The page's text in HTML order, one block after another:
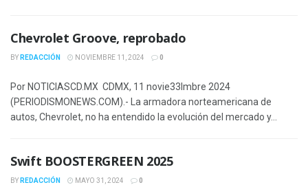
Chevrolet Groove, reprobado
BY REDACCIÓN NOVIEMBRE 11, 2024 0
Por NOTICIASCD.MX CDMX, 11 novie33lmbre 2024
(PERIODISMONEWS.COM).- La armadora norteamericana de
autos, Chevrolet, no ha entendido la evolución del mercado y...
Swift BOOSTERGREEN 2025
BY REDACCIÓN MAYO 31, 2024 0